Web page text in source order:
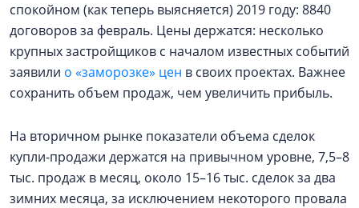
спокойном (как теперь выясняется) 2019 году: 8840
договоров за февраль. Цены держатся: несколько
крупных застройщиков с началом известных событий
заявили о «заморозке» цен в своих проектах. Важнее
сохранить объем продаж, чем увеличить прибыль.
На вторичном рынке показатели объема сделок
купли-продажи держатся на привычном уровне, 7,5–8
тыс. продаж в месяц, около 15–16 тыс. сделок за два
зимних месяца, за исключением некоторого провала